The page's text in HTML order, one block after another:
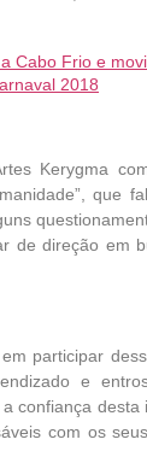
Cabo Frio e
2018
Kerygma
de direção em
participar
e
confiança
com os